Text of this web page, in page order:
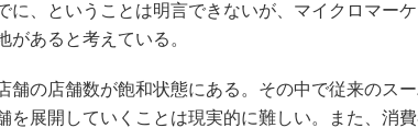
、ということは明言できないが、マイクロマーケ
があると考えている。
の店舗数が飽和状態にある。その中で従来のス
を展開していくことは現実的に難しい。また、消